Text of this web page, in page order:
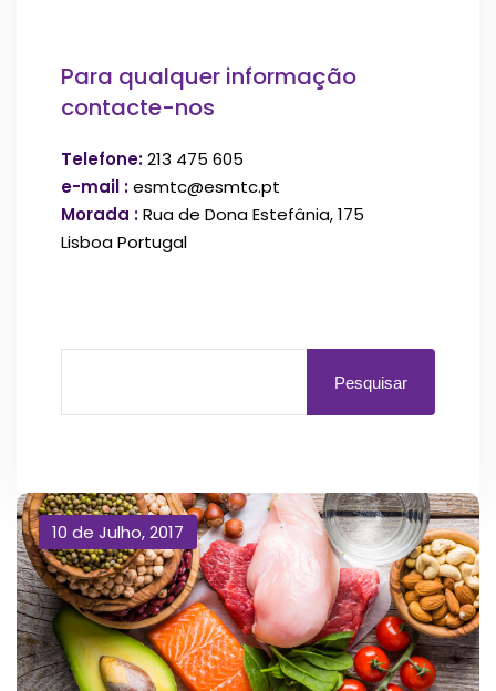
10 de Julho, 2017
Para qualquer informação
contacte-nos
Telefone:213 475 605
e-mail :esmtc@esmtc.pt
Morada :Rua de Dona Estefânia, 175
Lisboa Portugal
Pesquisar